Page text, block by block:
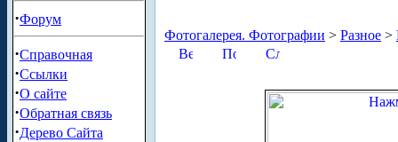
·Форум
·Справочная
·Ссылки
·О сайте
·Обратная связь
·Дерево Сайта
Фотогалерея. Фотографии > Разное >